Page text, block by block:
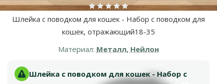
Шлейка с поводком для кошек - Набор с поводком для
кошек, отражающий18-35
Оценка 0%
Материал: Металл, Нейлон
Шлейка с поводком для кошек - Набор с